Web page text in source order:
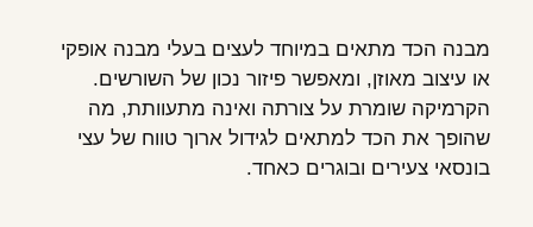
מבנה הכד מתאים במיוחד לעצים בעלי מבנה אופקי
או עיצוב מאוזן, ומאפשר פיזור נכון של השורשים.
הקרמיקה שומרת על צורתה ואינה מתעוותת, מה
שהופך את הכד למתאים לגידול ארוך טווח של עצי
בונסאי צעירים ובוגרים כאחד.